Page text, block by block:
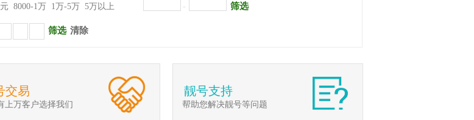
8000-1万 1万-5万 5万以上 - 筛选
筛选 清除
交易
上万客户选择我们
靓号支持
帮助您解决靓号等问题